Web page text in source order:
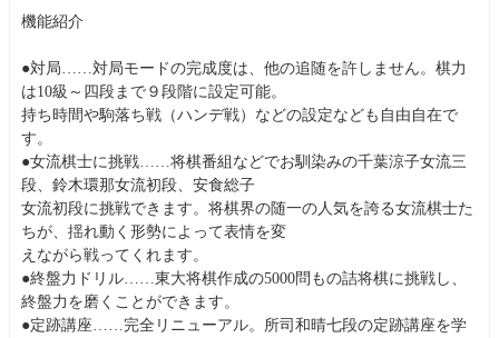
機能紹介
●対局……対局モードの完成度は、他の追随を許しません。棋力
は10級～四段まで９段階に設定可能。
持ち時間や駒落ち戦（ハンデ戦）などの設定なども自由自在で
す。
●女流棋士に挑戦……将棋番組などでお馴染みの千葉涼子女流三
段、鈴木環那女流初段、安食総子
女流初段に挑戦できます。将棋界の随一の人気を誇る女流棋士た
ちが、揺れ動く形勢によって表情を変
えながら戦ってくれます。
●終盤力ドリル……東大将棋作成の5000問もの詰将棋に挑戦し、
終盤力を磨くことができます。
●定跡講座……完全リニューアル。所司和晴七段の定跡講座を学